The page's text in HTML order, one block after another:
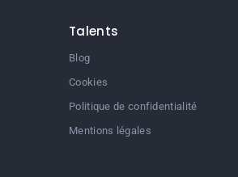
Talents
Blog
Cookies
Politique de confidentialité
Mentions légales